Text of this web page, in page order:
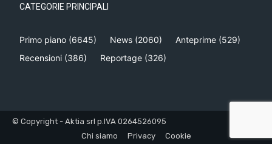
CATEGORIE PRINCIPALI
Primo piano (6645) News (2060) Anteprime (529)
Recensioni (386) Reportage (326)
© Copyright - Aktia srl p.IVA 0264526095
Chi siamo
Privacy Cookie